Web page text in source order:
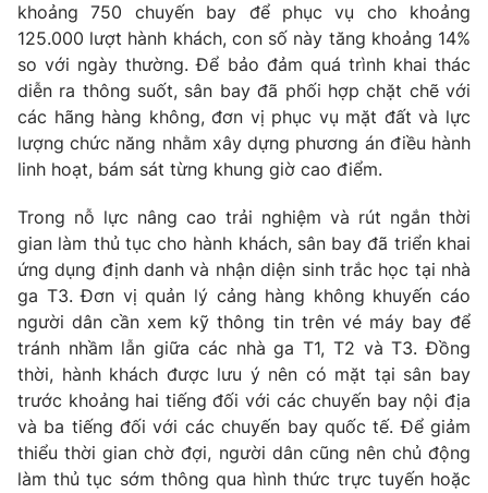
Phim VTV
Hậu trường
Nhân vật
Khán giả
Giải trí
Điện ảnh
Âm nhạc
Sao
Đời sống
Du lịch
Chất lượng cuộc sống
Giáo dục
Tuyển sinh
Học trực tuyến
Công nghệ
Hitech Công nghệ tương lai
Sản phẩm
Thị trường
Tư vấn
Giao lưu trực tuyến
Lịch phát sóng
Chuyên mục khác
Emagazine Podcast
khoảng 750 chuyến bay để phục vụ cho khoảng
125.000 lượt hành khách, con số này tăng khoảng 14%
so với ngày thường. Để bảo đảm quá trình khai thác
diễn ra thông suốt, sân bay đã phối hợp chặt chẽ với
các hãng hàng không, đơn vị phục vụ mặt đất và lực
lượng chức năng nhằm xây dựng phương án điều hành
linh hoạt, bám sát từng khung giờ cao điểm.
Trong nỗ lực nâng cao trải nghiệm và rút ngắn thời
gian làm thủ tục cho hành khách, sân bay đã triển khai
ứng dụng định danh và nhận diện sinh trắc học tại nhà
ga T3. Đơn vị quản lý cảng hàng không khuyến cáo
người dân cần xem kỹ thông tin trên vé máy bay để
tránh nhầm lẫn giữa các nhà ga T1, T2 và T3. Đồng
thời, hành khách được lưu ý nên có mặt tại sân bay
trước khoảng hai tiếng đối với các chuyến bay nội địa
và ba tiếng đối với các chuyến bay quốc tế. Để giảm
thiểu thời gian chờ đợi, người dân cũng nên chủ động
làm thủ tục sớm thông qua hình thức trực tuyến hoặc